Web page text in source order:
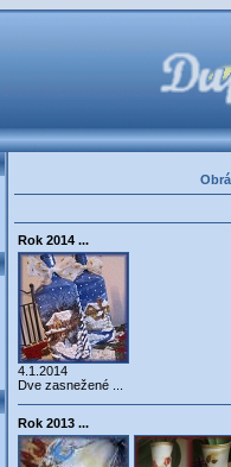
Rok 2014 ...
4.1.2014
Dve zasnežené ...
Rok 2013 ...